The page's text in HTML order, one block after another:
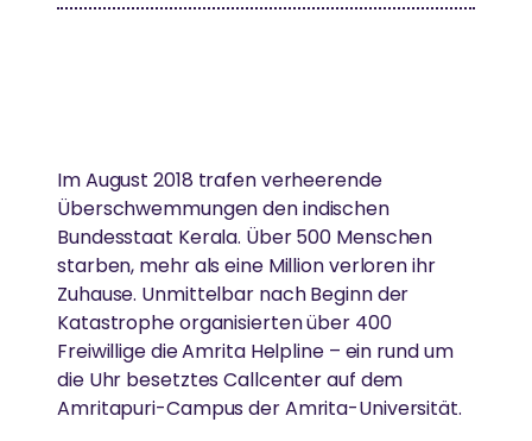
AUSZEICHNUNGEN
Amma ist international für ihr Wirken und ihre
Weisheit anerkannt.
REGIONALE GRUPPEN
In ganz Deutschland treffen sich regelmäßig
Menschen, um sich zusammen in Ammas Lehren zu
vertiefen und aktiv zum Wohle von Gesellschaft und
Umwelt zu arbeiten.
GESUNDHEITSVERSORGUNG
Hochwertige Gesundheitsversorgung in einer
Atmosphäre von Liebe und Mitgefühl
beginnen damit, sie aus unserem eigenen
Geist zu entfernen“
-Amma
Katastrophenhilfe
Essen, Wasser & Obdach
Forschung
Ländliche Entwicklung
SPIRITUELL
Im August 2018 trafen verheerende
Überschwemmungen den indischen
Bundesstaat Kerala. Über 500 Menschen
starben, mehr als eine Million verloren ihr
Zuhause. Unmittelbar nach Beginn der
Katastrophe organisierten über 400
Freiwillige die Amrita Helpline – ein rund um
die Uhr besetztes Callcenter auf dem
Amritapuri-Campus der Amrita-Universität.